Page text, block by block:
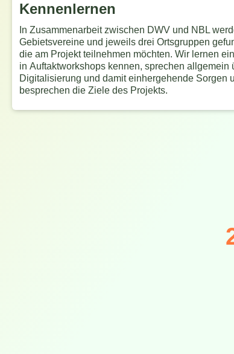
Kennenlernen
In Zusammenarbeit zwischen DWV und NBL
Gebietsvereine und jeweils drei Ortsgruppen
die am Projekt teilnehmen möchten. Wir lernen
in Auftaktworkshops kennen, sprechen allgemein
Digitalisierung und damit einhergehende Sorgen
besprechen die Ziele des Projekts.